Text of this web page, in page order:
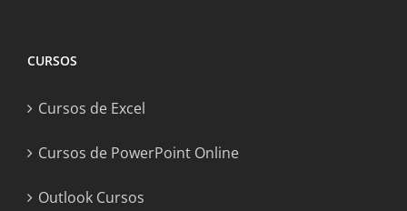
CURSOS
Cursos de Excel
Cursos de PowerPoint Online
Outlook Cursos